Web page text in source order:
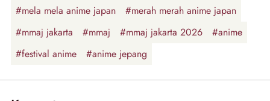
#mela mela anime japan
#merah merah anime japan
#mmaj jakarta
#mmaj #mmaj jakarta 2026
#anime
#festival anime
#anime jepang